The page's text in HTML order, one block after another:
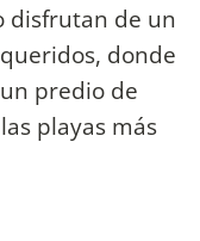
disfrutan de un
donde
predio de
playas más